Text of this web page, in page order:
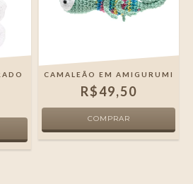
CAMALEÃO EM AMIGURUMI
R$49,50